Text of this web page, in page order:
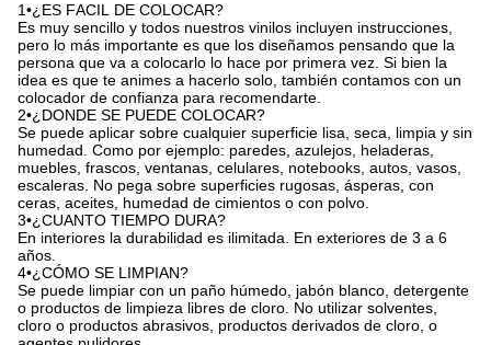
1•¿ES FACIL DE COLOCAR?
Es muy sencillo y todos nuestros vinilos incluyen instrucciones,
pero lo más importante es que los diseñamos pensando que la
persona que va a colocarlo lo hace por primera vez. Si bien la
idea es que te animes a hacerlo solo, también contamos con un
colocador de confianza para recomendarte.
2•¿DONDE SE PUEDE COLOCAR?
Se puede aplicar sobre cualquier superficie lisa, seca, limpia y sin
humedad. Como por ejemplo: paredes, azulejos, heladeras,
muebles, frascos, ventanas, celulares, notebooks, autos, vasos,
escaleras. No pega sobre superficies rugosas, ásperas, con
ceras, aceites, humedad de cimientos o con polvo.
3•¿CUANTO TIEMPO DURA?
En interiores la durabilidad es ilimitada. En exteriores de 3 a 6
años.
4•¿CÓMO SE LIMPIAN?
Se puede limpiar con un paño húmedo, jabón blanco, detergente
o productos de limpieza libres de cloro. No utilizar solventes,
cloro o productos abrasivos, productos derivados de cloro, o